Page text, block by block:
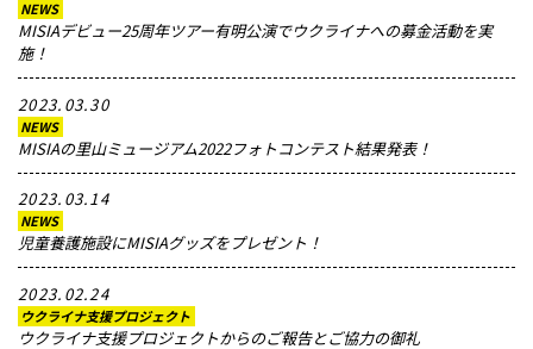
NEWS
MISIAデビュー25周年ツアー有明公演でウクライナへの募金活動を実
施！
2023.03.30
NEWS
MISIAの里山ミュージアム2022フォトコンテスト結果発表！
2023.03.14
NEWS
児童養護施設にMISIAグッズをプレゼント！
2023.02.24
ウクライナ支援プロジェクト
ウクライナ支援プロジェクトからのご報告とご協力の御礼